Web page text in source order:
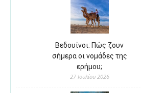
Βεδουίνοι: Πώς ζουν
σήμερα οι νομάδες της
ερήμου;
27 Ιουλίου 2026